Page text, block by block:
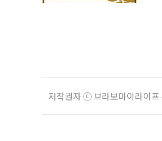
저작권자 ⓒ 브라보마이라이프